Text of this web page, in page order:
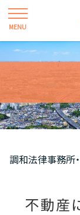
調和法律事務所
不動産